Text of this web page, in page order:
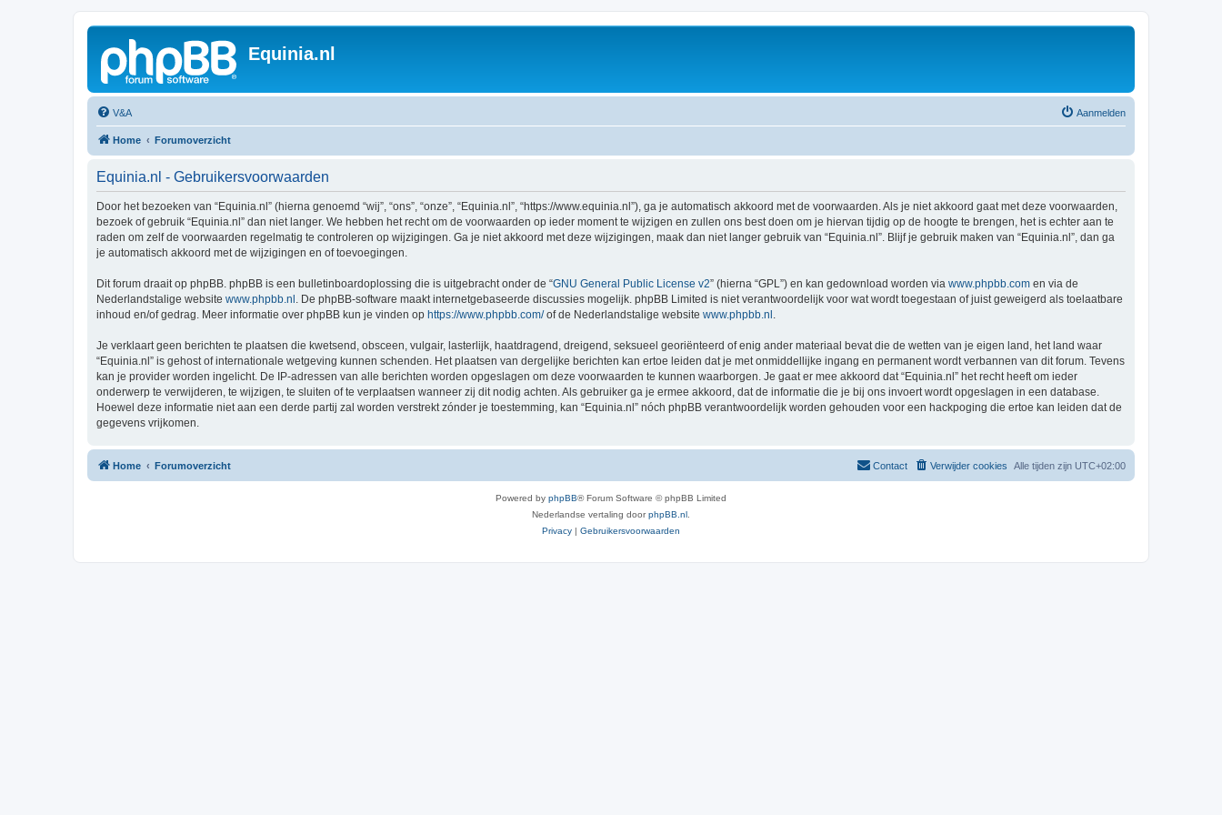
Equinia.nl
V&A Aanmelden
Home Forumoverzicht
Equinia.nl - Gebruikersvoorwaarden
Door het bezoeken van “Equinia.nl” (hierna genoemd “wij”, “ons”, “onze”, “Equinia.nl”, “https://www.equinia.nl”), ga je automatisch akkoord met de voorwaarden. Als je niet akkoord gaat met deze voorwaarden,
bezoek of gebruik “Equinia.nl” dan niet langer. We hebben het recht om de voorwaarden op ieder moment te wijzigen en zullen ons best doen om je hiervan tijdig op de hoogte te brengen, het is echter aan te
raden om zelf de voorwaarden regelmatig te controleren op wijzigingen. Ga je niet akkoord met deze wijzigingen, maak dan niet langer gebruik van “Equinia.nl”. Blijf je gebruik maken van “Equinia.nl”, dan ga
je automatisch akkoord met de wijzigingen en of toevoegingen.
Dit forum draait op phpBB. phpBB is een bulletinboardoplossing die is uitgebracht onder de “GNU General Public License v2” (hierna “GPL”) en kan gedownload worden via www.phpbb.com en via de
Nederlandstalige website www.phpbb.nl . De phpBB-software maakt internetgebaseerde discussies mogelijk. phpBB Limited is niet verantwoordelijk voor wat wordt toegestaan of juist geweigerd als toelaatbare
inhoud en/of gedrag. Meer informatie over phpBB kun je vinden op https://www.phpbb.com/of de Nederlandstalige website www.phpbb.nl .
Je verklaart geen berichten te plaatsen die kwetsend, obsceen, vulgair, lasterlijk, haatdragend, dreigend, seksueel georiënteerd of enig ander materiaal bevat die de wetten van je eigen land, het land waar
“Equinia.nl” is gehost of internationale wetgeving kunnen schenden. Het plaatsen van dergelijke berichten kan ertoe leiden dat je met onmiddellijke ingang en permanent wordt verbannen van dit forum. Tevens
kan je provider worden ingelicht. De IP-adressen van alle berichten worden opgeslagen om deze voorwaarden te kunnen waarborgen. Je gaat er mee akkoord dat “Equinia.nl” het recht heeft om ieder
onderwerp te verwijderen, te wijzigen, te sluiten of te verplaatsen wanneer zij dit nodig achten. Als gebruiker ga je ermee akkoord, dat de informatie die je bij ons invoert wordt opgeslagen in een database.
Hoewel deze informatie niet aan een derde partij zal worden verstrekt zónder je toestemming, kan “Equinia.nl” nóch phpBB verantwoordelijk worden gehouden voor een hackpoging die ertoe kan leiden dat de
gegevens vrijkomen.
Home Forumoverzicht Alle tijden zijn UTC+02:00
Verwijder cookies
Contact
Powered by phpBB® Forum Software © phpBB Limited
Nederlandse vertaling doorphpBB.nl
Privacy | Gebruikersvoorwaarden